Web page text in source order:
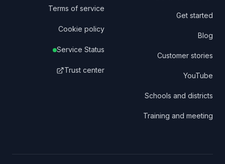
Get started
Blog
Customer stories
YouTube
Schools and districts
Training and meeting
Terms of service
Cookie policy
Service Status
Trust center